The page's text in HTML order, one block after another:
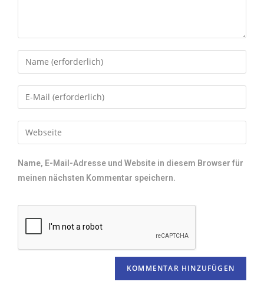
Name, E-Mail-Adresse und Website in diesem Browser für
meinen nächsten Kommentar speichern.